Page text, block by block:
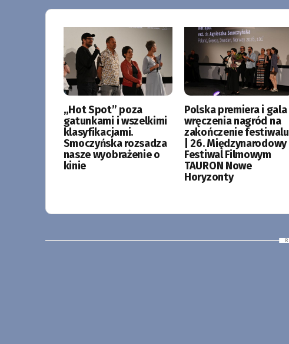
„Hot Spot” poza
gatunkami i wszelkimi
klasyfikacjami.
Smoczyńska rozsadza
nasze wyobrażenie o
kinie
Polska premiera i gala
wręczenia nagród na
zakończenie festiwalu
| 26. Międzynarodowy
Festiwal Filmowym
TAURON Nowe
Horyzonty